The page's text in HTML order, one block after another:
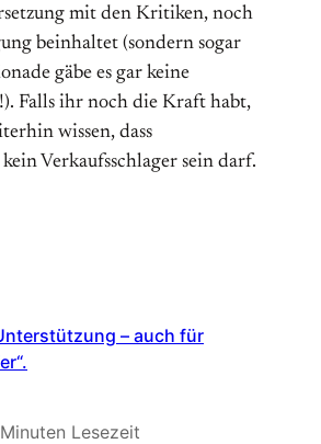
mit den Kritiken, noch
beinhaltet (sondern sogar
gäbe es gar keine
Falls ihr noch die Kraft habt,
wissen, dass
Verkaufsschlager sein darf.
– auch für
Lesezeit